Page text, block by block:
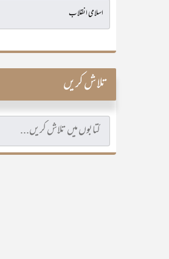
تلاش کریں